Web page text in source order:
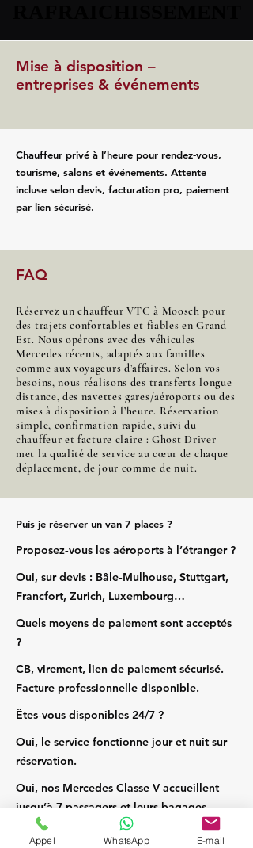
Mise à disposition –
entreprises & événements
Chauffeur privé à l’heure pour rendez‑vous,
tourisme, salons et événements. Attente
incluse selon devis, facturation pro, paiement
par lien sécurisé.
FAQ
Réservez un chauffeur VTC à Moosch pour
des trajets confortables et fiables en Grand
Est. Nous opérons avec des véhicules
Mercedes récents, adaptés aux familles
comme aux voyageurs d’affaires. Selon vos
besoins, nous réalisons des transferts longue
distance, des navettes gares/aéroports ou des
mises à disposition à l’heure. Réservation
simple, confirmation rapide, suivi du
chauffeur et facture claire : Ghost Driver
met la qualité de service au cœur de chaque
déplacement, de jour comme de nuit.
Puis‑je réserver un van 7 places ?
Proposez‑vous les aéroports à l’étranger ?
Oui, sur devis : Bâle‑Mulhouse, Stuttgart,
Francfort, Zurich, Luxembourg…
Quels moyens de paiement sont acceptés
?
CB, virement, lien de paiement sécurisé.
Facture professionnelle disponible.
Êtes‑vous disponibles 24/7 ?
Oui, le service fonctionne jour et nuit sur
réservation.
Oui, nos Mercedes Classe V accueillent
jusqu’à 7 passagers et leurs bagages.
Appel WhatsApp E-mail